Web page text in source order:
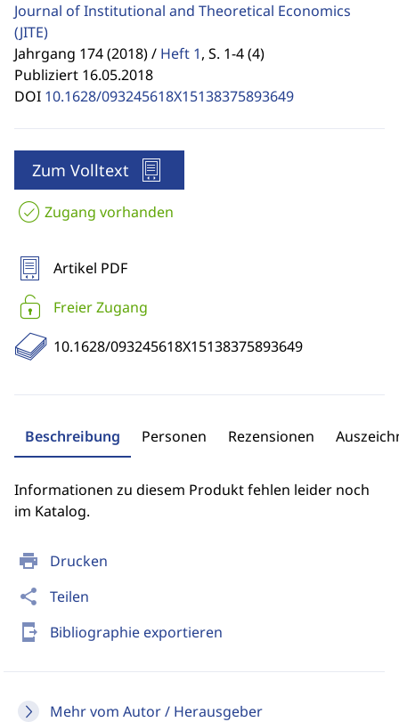
print Drucken
share Teilen
send_to_mobile Bibliographie exportieren
Mehr vom Autor / Herausgeber
Journal of Institutional and Theoretical Economics
(JITE)
Jahrgang 174 (2018) / Heft 1, S. 1-4 (4)
Publiziert 16.05.2018
DOI 10.1628/093245618X15138375893649
Zum Volltext
Zugang vorhanden
Artikel PDF
Freier Zugang
10.1628/093245618X15138375893649
Beschreibung Personen Rezensionen
Informationen zu diesem Produkt fehlen leider noch
im Katalog.